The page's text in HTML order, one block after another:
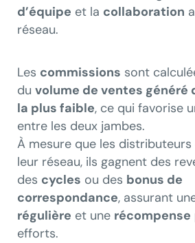
d’équipe et la collaboration
réseau.
Les commissions sont
du volume de ventes généré
la plus faible, ce qui favorise
entre les deux jambes.
À mesure que les
leur réseau, ils gagnent des
des cycles ou des bonus de
correspondance, assurant
régulière et une récompense
efforts.